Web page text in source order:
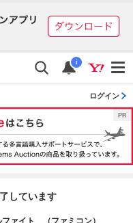
i
ログイン
しています
ファイト （ファミコン）